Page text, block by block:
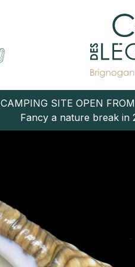
CAMPING SITE OPEN
Fancy a nature break in